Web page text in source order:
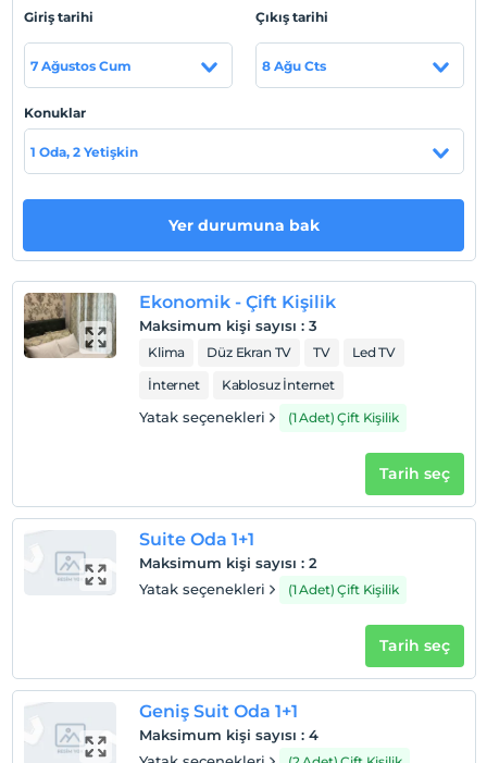
Haritada Göster
Otel koşulları
Check/in
En erken saat 14:00 ve sonrası
Evcil Hayvan
Sigara
Odalarda sigara içilmez
2 yaşına kadar olan bebekler ücretsizdir.
Her bir oda için 9 yaşına kadar 1 çocuk ücretsizdir
Giriş tarihi
7 Ağustos Cum
Çıkış tarihi
8 Ağu Cts
Konuklar
1 Oda, 2 Yetişkin
Yer durumuna bak
Ekonomik - Çift Kişilik
Maksimum kişi sayısı : 3
Klima Düz Ekran TV TV
Led TV
İnternet
Kablosuz İnternet
Yatak seçenekleri (1 Adet) Çift Kişilik
Tarih seç
Suite Oda 1+1
Maksimum kişi sayısı : 2
Yatak seçenekleri
(1 Adet) Çift Kişilik
Tarih seç
Geniş Suit Oda 1+1
Maksimum kişi sayısı : 4